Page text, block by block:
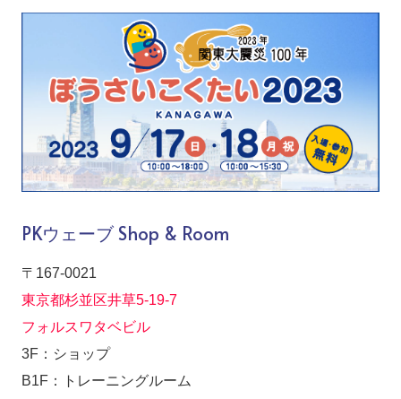
PKウェーブ Shop & Room
〒167-0021
東京都杉並区井草5-19-7
フォルスワタベビル
3F：ショップ
B1F：トレーニングルーム